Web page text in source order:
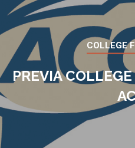
COLLEGE
PREVIA